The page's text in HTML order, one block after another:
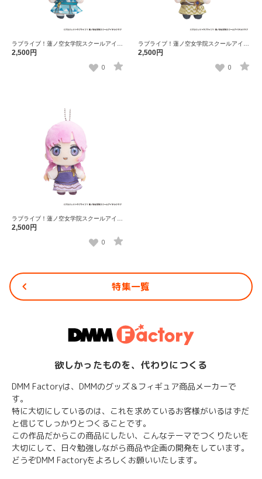
ラブライブ！蓮ノ空女学院スクールアイド
ルクラブ×石川県コラボ第三弾 ぽけっこ
2,500円
0
ラブライブ！蓮ノ空女学院スクールアイド
ルクラブ×石川県コラボ第三弾 ぽけっこ
2,500円
0
ラブライブ！蓮ノ空女学院スクールアイド
ルクラブ×石川県コラボ第三弾 ぽけっこ
2,500円
0
特集一覧
欲しかったものを、代わりにつくる
DMM Factoryは、DMMのグッズ＆フィギュア商品メーカーで
す。
特に大切にしているのは、これを求めているお客様がいるはずだ
と信じてしっかりとつくることです。
この作品だからこの商品にしたい、こんなテーマでつくりたいを
大切にして、日々勉強しながら商品や企画の開発をしています。
どうぞDMM Factoryをよろしくお願いいたします。